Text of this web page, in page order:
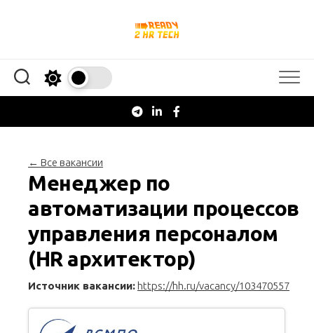
← Все вакансии
Менеджер по
автоматизации процессов
управления персоналом
(HR архитектор)
Источник вакансии: https://hh.ru/vacancy/103470557